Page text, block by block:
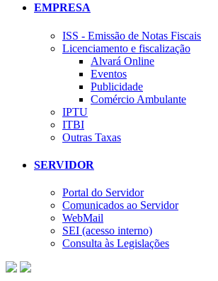
EMPRESA
ISS - Emissão de Notas Fiscais
Licenciamento e fiscalização
Alvará Online
Eventos
Publicidade
Comércio Ambulante
IPTU
ITBI
Outras Taxas
SERVIDOR
Portal do Servidor
Comunicados ao Servidor
WebMail
SEI (acesso interno)
Consulta às Legislações